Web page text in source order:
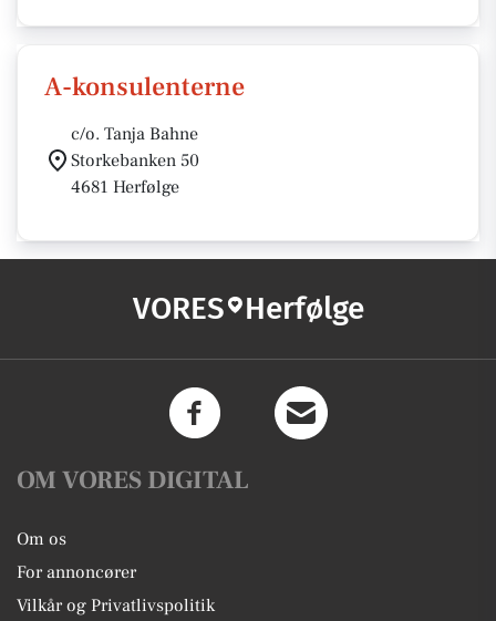
A-konsulenterne
c/o. Tanja Bahne
Storkebanken 50
4681 Herfølge
VORES Herfølge
OM VORES DIGITAL
Om os
For annoncører
Vilkår og Privatlivspolitik